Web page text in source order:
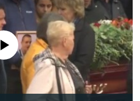
currently available